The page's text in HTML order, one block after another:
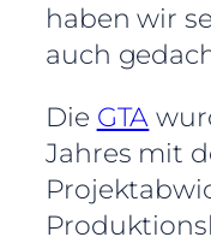
haben wir
auch
Die GTA
Jahres mit